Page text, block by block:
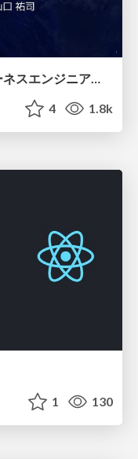
ルールを書いて終わらせないハーネスエンジニアリング
4 1.8k
1 130